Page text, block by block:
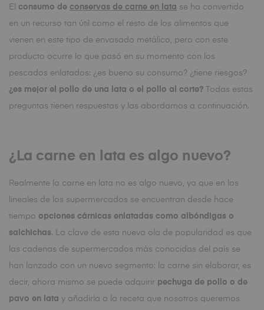
El consumo de conservas de carne en lata se ha convertido
en un recurso tan útil como el resto de los alimentos que
vienen en este tipo de envasado metálico, pero con este
producto ocurre lo que pasó en su momento con los
pescados enlatados: ¿es bueno su consumo? ¿tiene riesgos?
¿es mejor el pollo de una lata o el pollo al corte? Todas estas
preguntas tienen respuestas y las abordamos a continuación.
¿La carne en lata es algo nuevo?
Realmente la carne en lata no es algo nuevo, ya que en los
lineales de los supermercados se encuentran desde hace
tiempo opciones cárnicas enlatadas como albóndigas o
salchichas. La clave de esta nueva ola de popularidad es que
las cadenas de supermercados más conocidas del país se
han lanzado con un nuevo segmento: la carne sin elaborar, es
decir, ahora mismo se puede adquirir pechuga de pollo o de
pavo en lata y añadirla a la receta que nosotros queremos